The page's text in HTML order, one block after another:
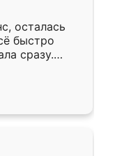
здесь.
осталась
быстро
сразу.
к
Собрали
даже